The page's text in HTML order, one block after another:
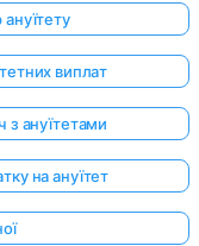
виплат
з ануїтетами
на ануїтет